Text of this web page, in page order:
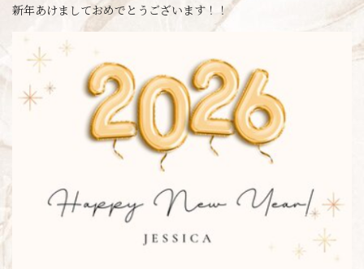
新年あけましておめでとうございます！！